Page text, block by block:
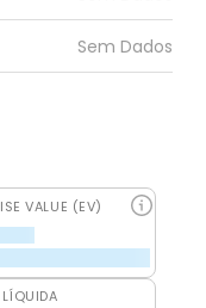
VALUE (EV)